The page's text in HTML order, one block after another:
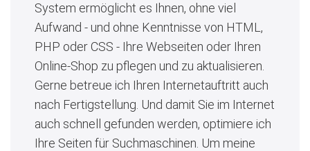
System ermöglicht es Ihnen, ohne viel
Aufwand - und ohne Kenntnisse von HTML,
PHP oder CSS - Ihre Webseiten oder Ihren
Online-Shop zu pflegen und zu aktualisieren.
Gerne betreue ich Ihren Internetauftritt auch
nach Fertigstellung. Und damit Sie im Internet
auch schnell gefunden werden, optimiere ich
Ihre Seiten für Suchmaschinen. Um meine